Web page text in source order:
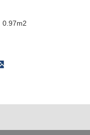
0.97m2